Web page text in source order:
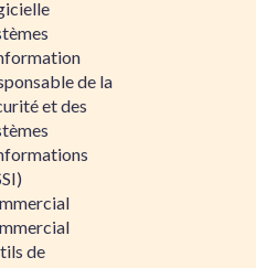
de la
et des
de